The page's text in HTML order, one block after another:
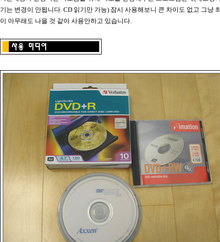
기는 변경이 안됩니다. CD 읽기만 가능) 잠시 사용해보니 큰 차이도 없고 그냥
이 아무래도 나을 것 같아 사용안하고 있습니다.